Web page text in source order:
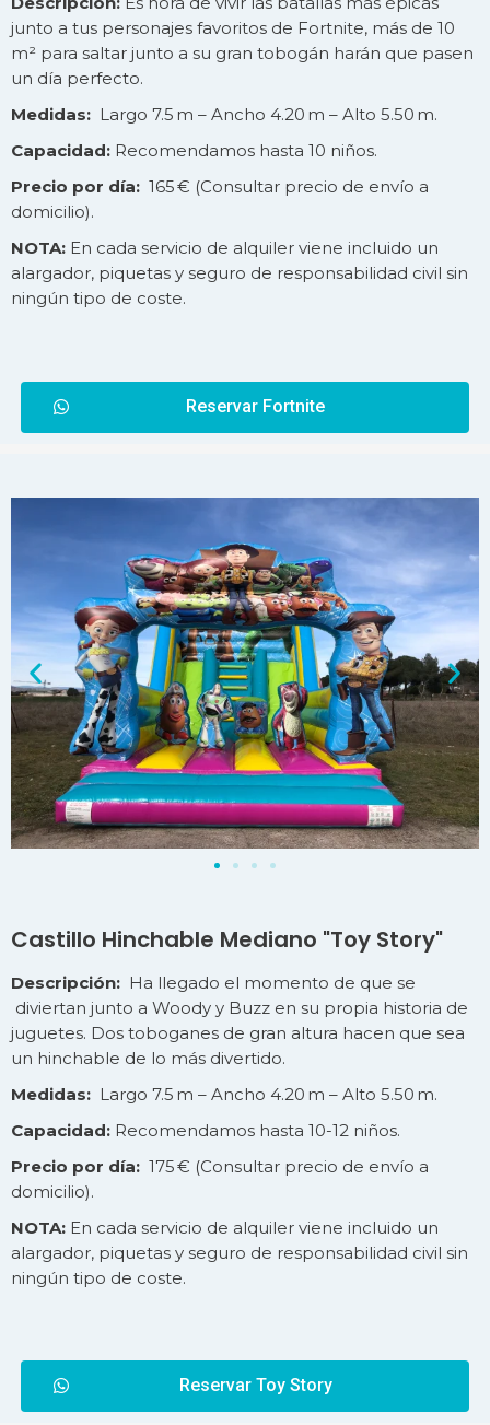
junto a tus personajes favoritos de Fortnite, más de 10
m² para saltar junto a su gran tobogán harán que pasen
un día perfecto.
Medidas: Largo 7.5 m – Ancho 4.20 m – Alto 5.50 m.
Capacidad: Recomendamos hasta 10 niños.
Precio por día: 165 € (Consultar precio de envío a
domicilio).
NOTA: En cada servicio de alquiler viene incluido un
alargador, piquetas y seguro de responsabilidad civil sin
ningún tipo de coste.
Reservar Fortnite
Castillo Hinchable Mediano "Toy Story"
Descripción: Ha llegado el momento de que se
diviertan junto a Woody y Buzz en su propia historia de
juguetes. Dos toboganes de gran altura hacen que sea
un hinchable de lo más divertido.
Medidas: Largo 7.5 m – Ancho 4.20 m – Alto 5.50 m.
Capacidad: Recomendamos hasta 10-12 niños.
Precio por día: 175 € (Consultar precio de envío a
domicilio).
NOTA: En cada servicio de alquiler viene incluido un
alargador, piquetas y seguro de responsabilidad civil sin
ningún tipo de coste.
Reservar Toy Story